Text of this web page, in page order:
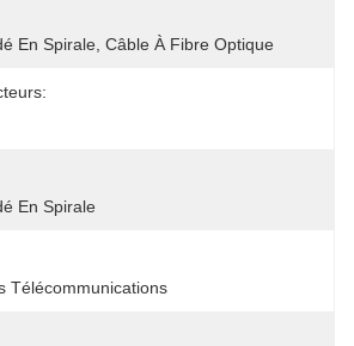
En Spirale, Câble À Fibre Optique
En Spirale
Télécommunications